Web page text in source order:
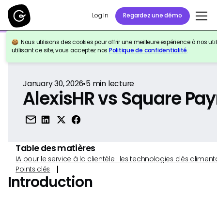
Log in Regardez une démo
Nous utilisons des cookies pour offrir une meilleure expérience à nos
utilisant ce site, vous acceptez nos Politique de confidentialité.
Retour à la référence
January 30, 2026•5min lecture
AlexisHR vs Square
Table des matières
IA pour le service à la clientèle : les technologies clés
Points clés
Introduction